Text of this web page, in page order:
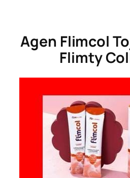
Agen Flimcol
Flimty